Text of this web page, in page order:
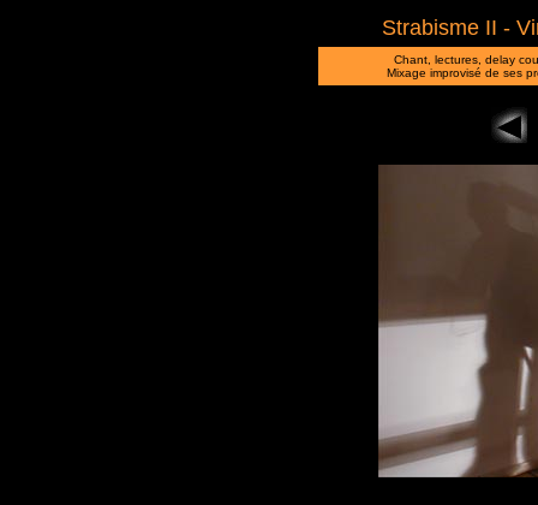
Strabisme II -
Chant, lectures, delay
Mixage improvisé de ses